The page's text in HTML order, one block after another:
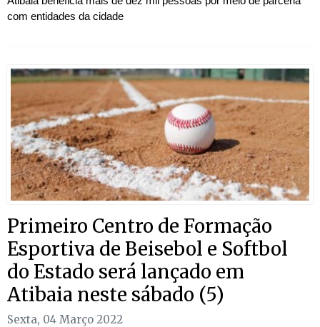
com entidades da cidade
Primeiro Centro de Formação
Esportiva de Beisebol e Softbol
do Estado será lançado em
Atibaia neste sábado (5)
Sexta, 04 Março 2022